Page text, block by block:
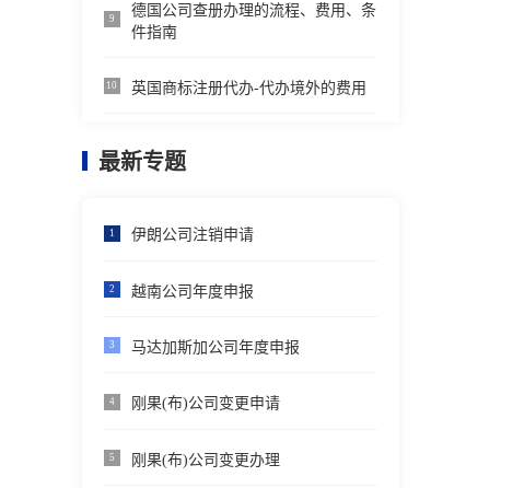
9
德国公司查册办理的流程、费用、条
件指南
10 英国商标注册代办-代办境外的费用
最新专题
1 伊朗公司注销申请
2 越南公司年度申报
3 马达加斯加公司年度申报
4 刚果(布)公司变更申请
5 刚果(布)公司变更办理